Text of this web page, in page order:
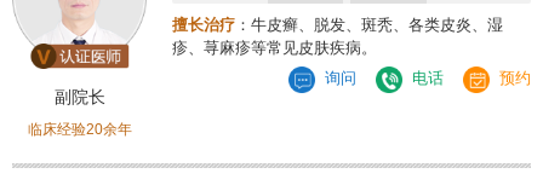
副院长
临床经验20余年
擅长治疗 ：牛皮癣、脱发、斑秃、各类皮炎、湿
疹、荨麻疹等常见皮肤疾病。
询问
电话 预约